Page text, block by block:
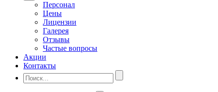
Персонал
Цены
Лицензии
Галерея
Отзывы
Частые вопросы
Акции
Контакты